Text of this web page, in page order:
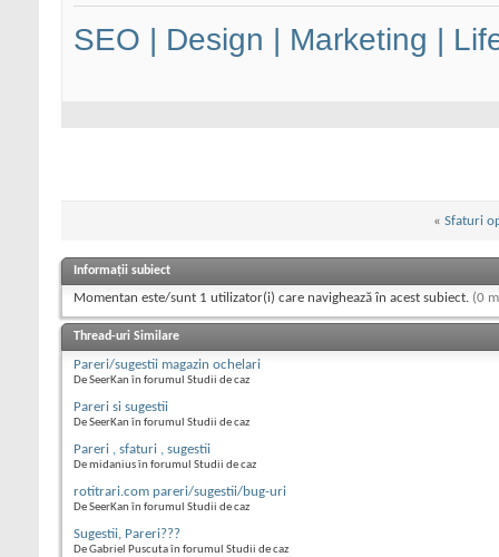
SEO | Design | Marketing |
« Sfaturi
Informații subiect
Momentan este/sunt 1 utilizator(i) care navighează în acest subiect. (0
Thread-uri Similare
Pareri/sugestii magazin ochelari
De SeerKan în forumul Studii de caz
Pareri si sugestii
De SeerKan în forumul Studii de caz
Pareri , sfaturi , sugestii
De midanius în forumul Studii de caz
rotitrari.com pareri/sugestii/bug-uri
De SeerKan în forumul Studii de caz
Sugestii, Pareri???
De Gabriel Puscuta în forumul Studii de caz